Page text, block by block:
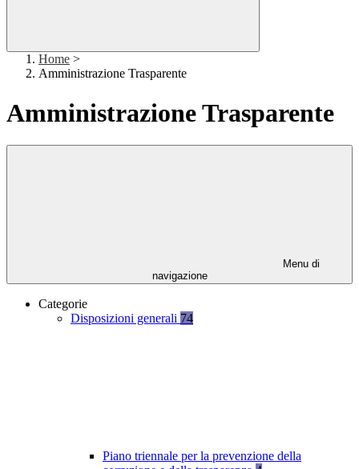
Home >
Amministrazione Trasparente
Amministrazione Trasparente
Menu di
navigazione
Categorie
Disposizioni generali 74
Piano triennale per la prevenzione della